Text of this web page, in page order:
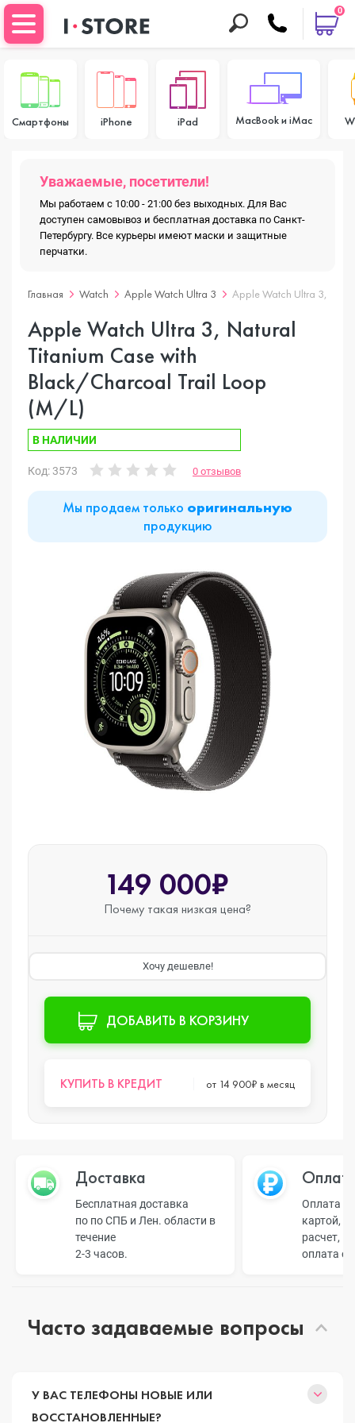
0
Смартфоны iPhone iPad MacBook и iMac
Уважаемые, посетители!
Мы работаем с 10:00 - 21:00 без выходных. Для Вас
доступен самовывоз и бесплатная доставка по Санкт-
Петербургу. Все курьеры имеют маски и защитные
перчатки.
Главная Watch Apple Watch Ultra 3 Apple Watch Ultra 3,
Apple Watch Ultra 3, Natural
Titanium Case with
Black/Charcoal Trail Loop
(M/L)
В НАЛИЧИИ
Код: 3573 0 отзывов
Мы продаем только оригинальную
продукцию
149 000₽
Почему такая низкая цена?
Хочу дешевле!
ДОБАВИТЬ В КОРЗИНУ
КУПИТЬ В КРЕДИТ от 14 900₽ в месяц
Доставка
Бесплатная доставка
по по СПБ и Лен. области в
течение
2-3 часов.
Оплата
картой,
расчет,
оплата
Часто задаваемые вопросы
У ВАС ТЕЛЕФОНЫ НОВЫЕ ИЛИ
ВОССТАНОВЛЕННЫЕ?